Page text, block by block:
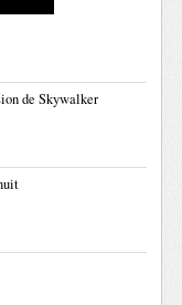
de Skywalker